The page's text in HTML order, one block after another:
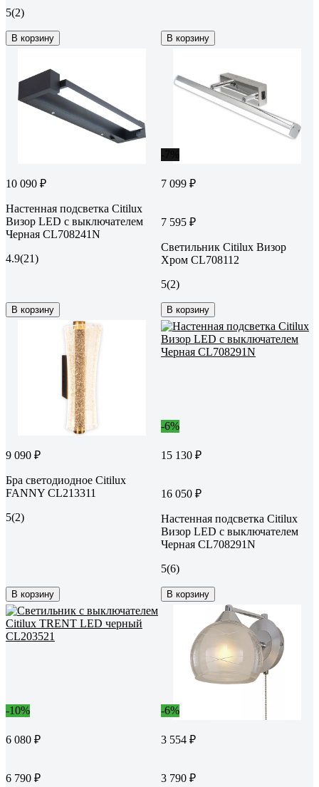
5(2)
В корзину В корзину
10 090 ₽
Настенная подсветка Citilux
Визор LED с выключателем
Черная CL708241N
4.9(21)
В корзину
7 099 ₽
7 595 ₽
Светильник Citilux Визор
Хром CL708112
5(2)
В корзину
9 090 ₽
Бра светодиодное Citilux
FANNY CL213311
5(2)
В корзину
-6%
15 130 ₽
16 050 ₽
Настенная подсветка Citilux
Визор LED с выключателем
Черная CL708291N
5(6)
В корзину
-10%
6 080 ₽
6 790 ₽
-6%
3 554 ₽
3 790 ₽